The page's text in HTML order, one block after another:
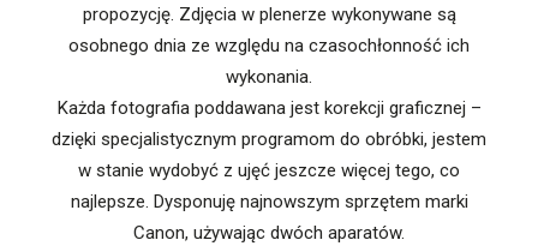
propozycję. Zdjęcia w plenerze wykonywane są
osobnego dnia ze względu na czasochłonność ich
wykonania.
Każda fotografia poddawana jest korekcji graficznej –
dzięki specjalistycznym programom do obróbki, jestem
w stanie wydobyć z ujęć jeszcze więcej tego, co
najlepsze. Dysponuję najnowszym sprzętem marki
Canon, używając dwóch aparatów.